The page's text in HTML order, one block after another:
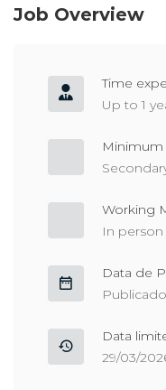
Job Overview
Time
Up to 1
Minimum
Working
In person
Data de
Data
29/03/